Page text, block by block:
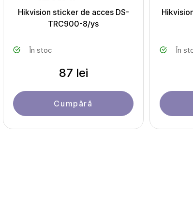
Hikvision sticker de acces DS-
TRC900-8/ys
În stoc
87 lei
Cumpără
În